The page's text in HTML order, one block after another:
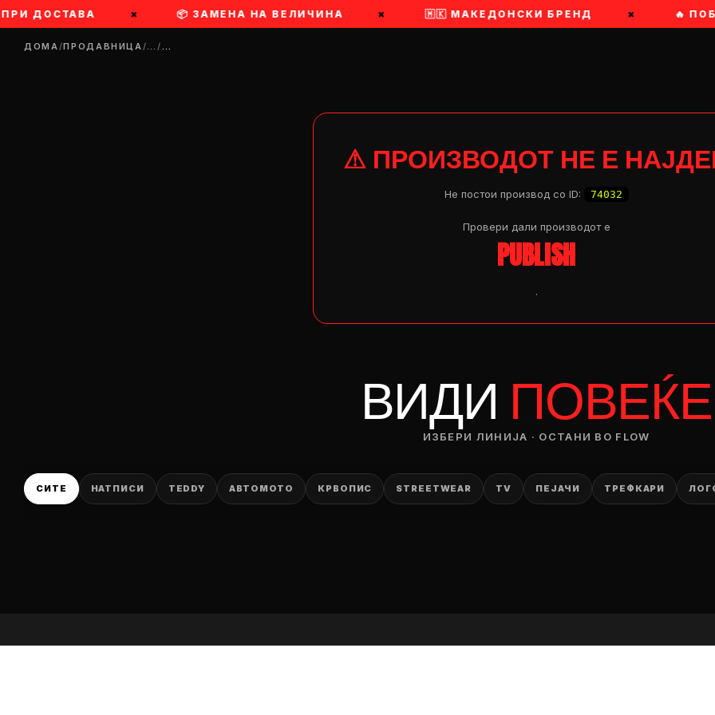
ДОСТАВА × 📦 ЗАМЕНА НА ВЕЛИЧИНА × 🇲🇰 МАКЕДОНСКИ БРЕНД × 🔥
ДОМА/ПРОДАВНИЦА/…/…
⚠ ПРОИЗВОДОТ НЕ Е
Не постои производ со ID: 74032
Провери дали производот e
PUBLISH
.
ВИДИ ПОВЕЌЕ
ИЗБЕРИ ЛИНИЈА · ОСТАНИ ВО FLOW
СИТЕ НАТПИСИ TEDDY АВТОМОТО КРВОПИС STREETWEAR TV ПЕЈАЧИ ТРЕФКАРИ
— ден
ПЛАТИ ПРИ ДОСТАВА ВО КЕШ